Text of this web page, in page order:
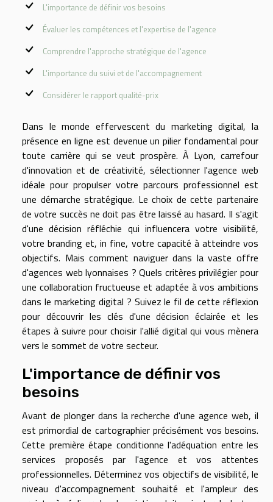
L'importance de définir vos besoins
Évaluer les compétences et l'expertise de l'agence
Comprendre l'approche stratégique de l'agence
L'importance du suivi et de l'accompagnement
Considérer le rapport qualité-prix
Dans le monde effervescent du marketing digital, la
présence en ligne est devenue un pilier fondamental pour
toute carrière qui se veut prospère. À Lyon, carrefour
d'innovation et de créativité, sélectionner l'agence web
idéale pour propulser votre parcours professionnel est
une démarche stratégique. Le choix de cette partenaire
de votre succès ne doit pas être laissé au hasard. Il s'agit
d'une décision réfléchie qui influencera votre visibilité,
votre branding et, in fine, votre capacité à atteindre vos
objectifs. Mais comment naviguer dans la vaste offre
d'agences web lyonnaises ? Quels critères privilégier pour
une collaboration fructueuse et adaptée à vos ambitions
dans le marketing digital ? Suivez le fil de cette réflexion
pour découvrir les clés d'une décision éclairée et les
étapes à suivre pour choisir l'allié digital qui vous mènera
vers le sommet de votre secteur.
L'importance de définir vos
besoins
Avant de plonger dans la recherche d'une agence web, il
est primordial de cartographier précisément vos besoins.
Cette première étape conditionne l'adéquation entre les
services proposés par l'agence et vos attentes
professionnelles. Déterminez vos objectifs de visibilité, le
niveau d'accompagnement souhaité et l'ampleur des